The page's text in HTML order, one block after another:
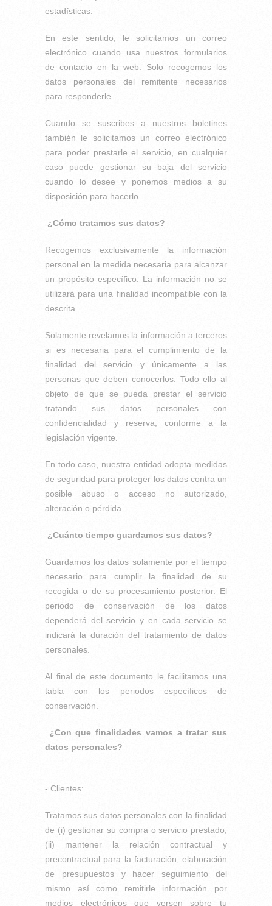
estadísticas.
En este sentido, le solicitamos un correo
electrónico cuando usa nuestros formularios
de contacto en la web. Solo recogemos los
datos personales del remitente necesarios
para responderle.
Cuando se suscribes a nuestros boletines
también le solicitamos un correo electrónico
para poder prestarle el servicio, en cualquier
caso puede gestionar su baja del servicio
cuando lo desee y ponemos medios a su
disposición para hacerlo.
¿Cómo tratamos sus datos?
Recogemos exclusivamente la información
personal en la medida necesaria para alcanzar
un propósito específico. La información no se
utilizará para una finalidad incompatible con la
descrita.
Solamente revelamos la información a terceros
si es necesaria para el cumplimiento de la
finalidad del servicio y únicamente a las
personas que deben conocerlos. Todo ello al
objeto de que se pueda prestar el servicio
tratando sus datos personales con
confidencialidad y reserva, conforme a la
legislación vigente.
En todo caso, nuestra entidad adopta medidas
de seguridad para proteger los datos contra un
posible abuso o acceso no autorizado,
alteración o pérdida.
¿Cuánto tiempo guardamos sus datos?
Guardamos los datos solamente por el tiempo
necesario para cumplir la finalidad de su
recogida o de su procesamiento posterior. El
periodo de conservación de los datos
dependerá del servicio y en cada servicio se
indicará la duración del tratamiento de datos
personales.
Al final de este documento le facilitamos una
tabla con los periodos específicos de
conservación.
¿Con que finalidades vamos a tratar sus
datos personales?
- Clientes:
Tratamos sus datos personales con la finalidad
de (i) gestionar su compra o servicio prestado;
(ii) mantener la relación contractual y
precontractual para la facturación, elaboración
de presupuestos y hacer seguimiento del
mismo así como remitirle información por
medios electrónicos que versen sobre tu